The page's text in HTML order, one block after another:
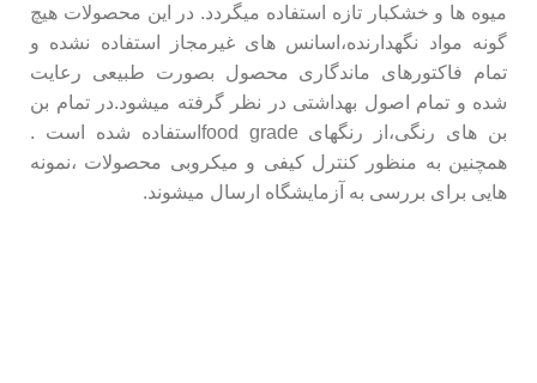
میوه ها و خشکبار تازه استفاده میگردد. در این محصولات هیچ
گونه مواد نگهدارنده،اسانس های غیرمجاز استفاده نشده و
تمام فاکتورهای ماندگاری محصول بصورت طبیعی رعایت
شده و تمام اصول بهداشتی در نظر گرفته میشود.در تمام بن
بن های رنگی،از رنگهای food gradeاستفاده شده است .
همچنین به منظور کنترل کیفی و میکروبی محصولات ،نمونه
هایی برای بررسی به آزمایشگاه ارسال میشوند.